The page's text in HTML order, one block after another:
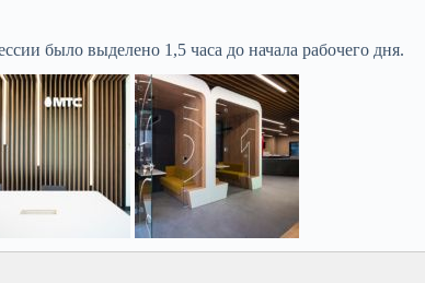
было выделено 1,5 часа до начала рабочего дня.